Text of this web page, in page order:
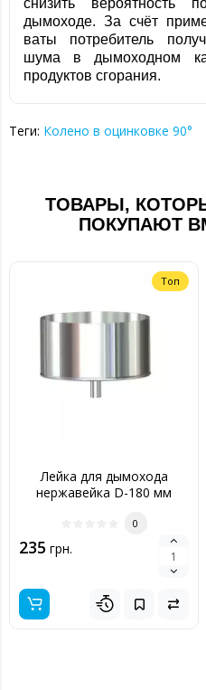
снизить вероятность
дымоходе. За счёт
ваты потребитель
шума в дымоходном
продуктов сгорания.
Теги: Колено в оцинковке 90°
ТОВАРЫ,
ПОКУПАЮТ
Топ
Лейка для дымохода
нержавейка D-180 мм
0
235 грн.